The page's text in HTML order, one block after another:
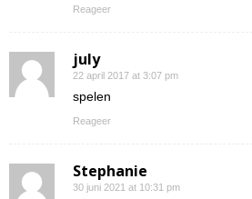
Reageer
july
22 april 2017 at 3:07 pm
spelen
Reageer
Stephanie
30 juni 2021 at 10:31 pm